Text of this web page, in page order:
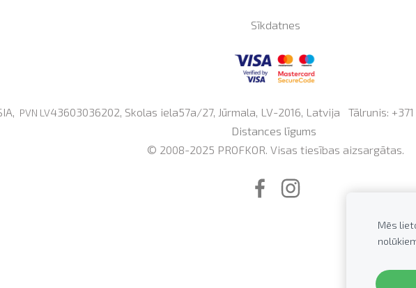
Sīkdatnes
PVN LV43603036202, Skolas iela57a/27, Jūrmala, LV-2016, Latvija Tālrunis: +371
Distances līgums
© 2008-2025 PROFKOR. Visas tiesības aizsargātas.
Mēs